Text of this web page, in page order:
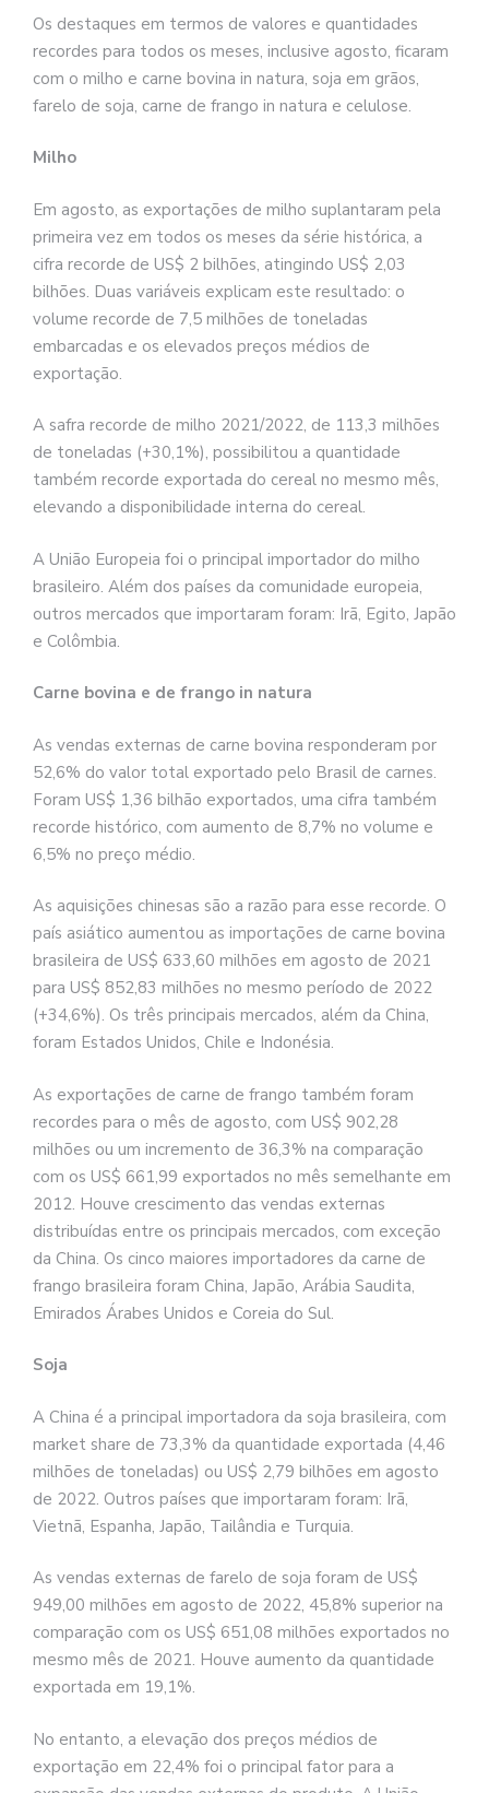
Os destaques em termos de valores e quantidades
recordes para todos os meses, inclusive agosto, ficaram
com o milho e carne bovina in natura, soja em grãos,
farelo de soja, carne de frango in natura e celulose.
Milho
Em agosto, as exportações de milho suplantaram pela
primeira vez em todos os meses da série histórica, a
cifra recorde de US$ 2 bilhões, atingindo US$ 2,03
bilhões. Duas variáveis explicam este resultado: o
volume recorde de 7,5 milhões de toneladas
embarcadas e os elevados preços médios de
exportação.
A safra recorde de milho 2021/2022, de 113,3 milhões
de toneladas (+30,1%), possibilitou a quantidade
também recorde exportada do cereal no mesmo mês,
elevando a disponibilidade interna do cereal.
A União Europeia foi o principal importador do milho
brasileiro. Além dos países da comunidade europeia,
outros mercados que importaram foram: Irã, Egito, Japão
e Colômbia.
Carne bovina e de frango in natura
As vendas externas de carne bovina responderam por
52,6% do valor total exportado pelo Brasil de carnes.
Foram US$ 1,36 bilhão exportados, uma cifra também
recorde histórico, com aumento de 8,7% no volume e
6,5% no preço médio.
As aquisições chinesas são a razão para esse recorde. O
país asiático aumentou as importações de carne bovina
brasileira de US$ 633,60 milhões em agosto de 2021
para US$ 852,83 milhões no mesmo período de 2022
(+34,6%). Os três principais mercados, além da China,
foram Estados Unidos, Chile e Indonésia.
As exportações de carne de frango também foram
recordes para o mês de agosto, com US$ 902,28
milhões ou um incremento de 36,3% na comparação
com os US$ 661,99 exportados no mês semelhante em
2012. Houve crescimento das vendas externas
distribuídas entre os principais mercados, com exceção
da China. Os cinco maiores importadores da carne de
frango brasileira foram China, Japão, Arábia Saudita,
Emirados Árabes Unidos e Coreia do Sul.
Soja
A China é a principal importadora da soja brasileira, com
market share de 73,3% da quantidade exportada (4,46
milhões de toneladas) ou US$ 2,79 bilhões em agosto
de 2022. Outros países que importaram foram: Irã,
Vietnã, Espanha, Japão, Tailândia e Turquia.
As vendas externas de farelo de soja foram de US$
949,00 milhões em agosto de 2022, 45,8% superior na
comparação com os US$ 651,08 milhões exportados no
mesmo mês de 2021. Houve aumento da quantidade
exportada em 19,1%.
No entanto, a elevação dos preços médios de
exportação em 22,4% foi o principal fator para a